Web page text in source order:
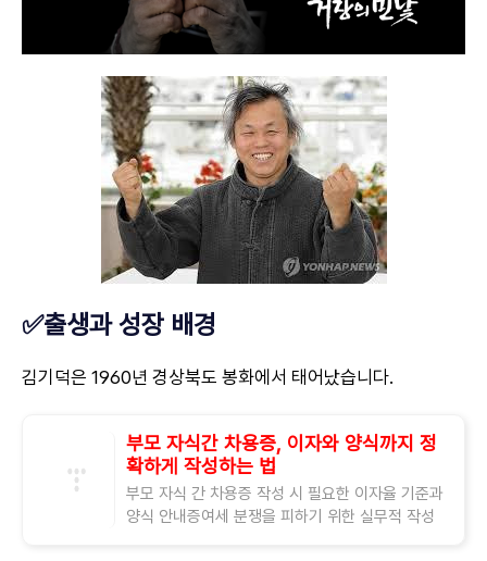
✅출생과 성장 배경
김기덕은 1960년 경상북도 봉화에서 태어났습니다.
부모 자식간 차용증, 이자와 양식까지 정
확하게 작성하는 법
부모 자식 간 차용증 작성 시 필요한 이자율 기준과
양식 안내증여세 분쟁을 피하기 위한 실무적 작성